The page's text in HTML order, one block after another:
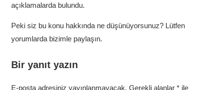
açıklamalarda bulundu.
Peki siz bu konu hakkında ne düşünüyorsunuz? Lütfen
yorumlarda bizimle paylaşın.
Bir yanıt yazın
E-posta adresiniz yayınlanmayacak. Gerekli alanlar *ile